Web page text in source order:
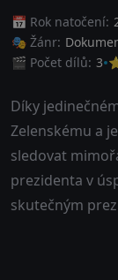
📅 Rok natočení:
🎭 Žánr:
🎬 Počet dílů: 3
Díky
Zelenskému a
sledovat
prezidenta v
skutečným